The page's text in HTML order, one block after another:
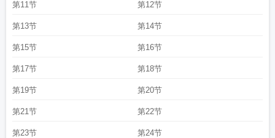
第11节 第12节
第13节 第14节
第15节 第16节
第17节 第18节
第19节 第20节
第21节 第22节
第23节 第24节